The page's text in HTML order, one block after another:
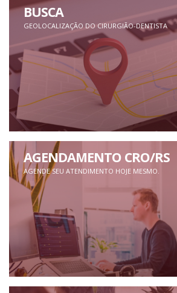
BUSCA
GEOLOCALIZAÇÃO DO CIRURGIÃO-DENTISTA
AGENDAMENTO CRO/RS
AGENDE SEU ATENDIMENTO HOJE MESMO.